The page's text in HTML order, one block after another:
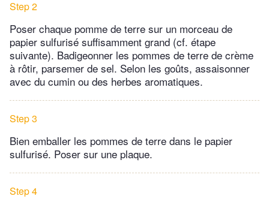
Step 2
Poser chaque pomme de terre sur un morceau de
papier sulfurisé suffisamment grand (cf. étape
suivante). Badigeonner les pommes de terre de crème
à rôtir, parsemer de sel. Selon les goûts, assaisonner
avec du cumin ou des herbes aromatiques.
Step 3
Bien emballer les pommes de terre dans le papier
sulfurisé. Poser sur une plaque.
Step 4